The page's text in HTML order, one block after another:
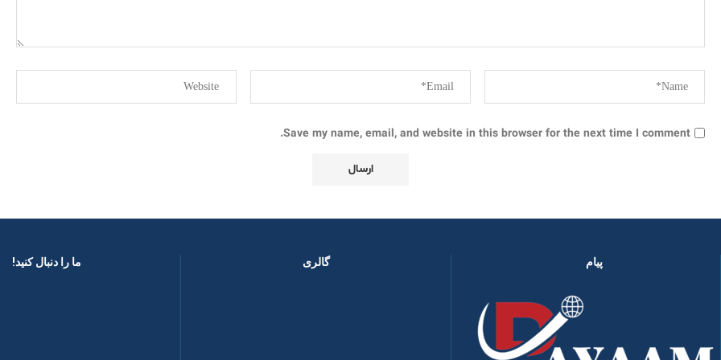
Save my name, email, and website in this browser for the next time I comment.
پیام گالری ما را دنبال کنید! ​